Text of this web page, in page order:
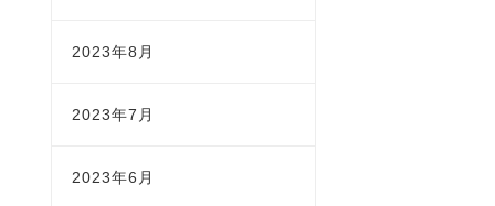
2023年8月
2023年7月
2023年6月